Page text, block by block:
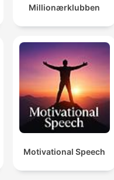
Millionærklubben
Motivational Speech